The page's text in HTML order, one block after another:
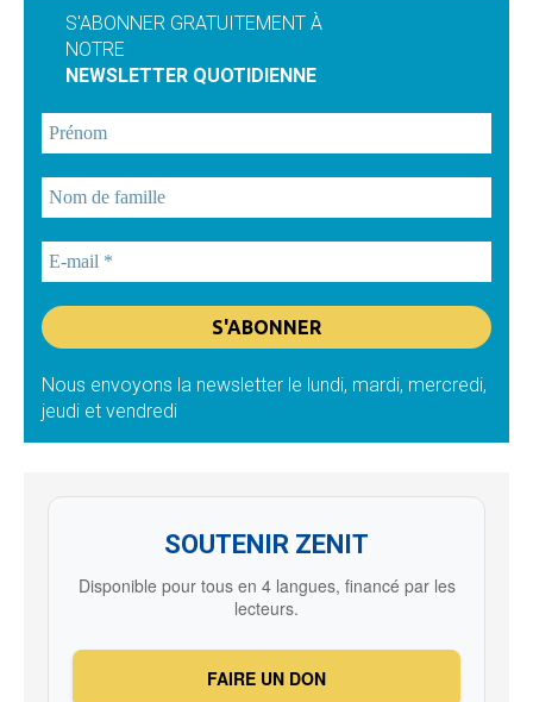
S'ABONNER GRATUITEMENT À
NOTRE
NEWSLETTER QUOTIDIENNE
Nous envoyons la newsletter le lundi, mardi, mercredi,
jeudi et vendredi
SOUTENIR ZENIT
Disponible pour tous en 4 langues, financé par les
lecteurs.
FAIRE UN DON